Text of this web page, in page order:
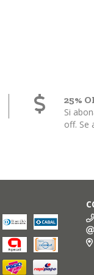
25%
Si
off. Se